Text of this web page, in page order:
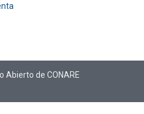
Abierto de CONARE